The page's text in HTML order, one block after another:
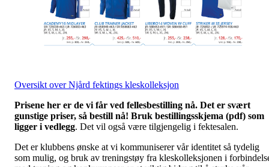
Oversikt over Njård fektings kleskolleksjon
Prisene her er de vi får ved fellesbestilling nå. Det er svært
gunstige priser, så bestill nå! Bruk bestillingsskjema (pdf) som
ligger i vedlegg. Det vil også være tilgjengelig i fektesalen.
Det er klubbens ønske at vi kommuniserer vår identitet så tydelig
som mulig, og bruk av treningstøy fra kleskolleksjonen i